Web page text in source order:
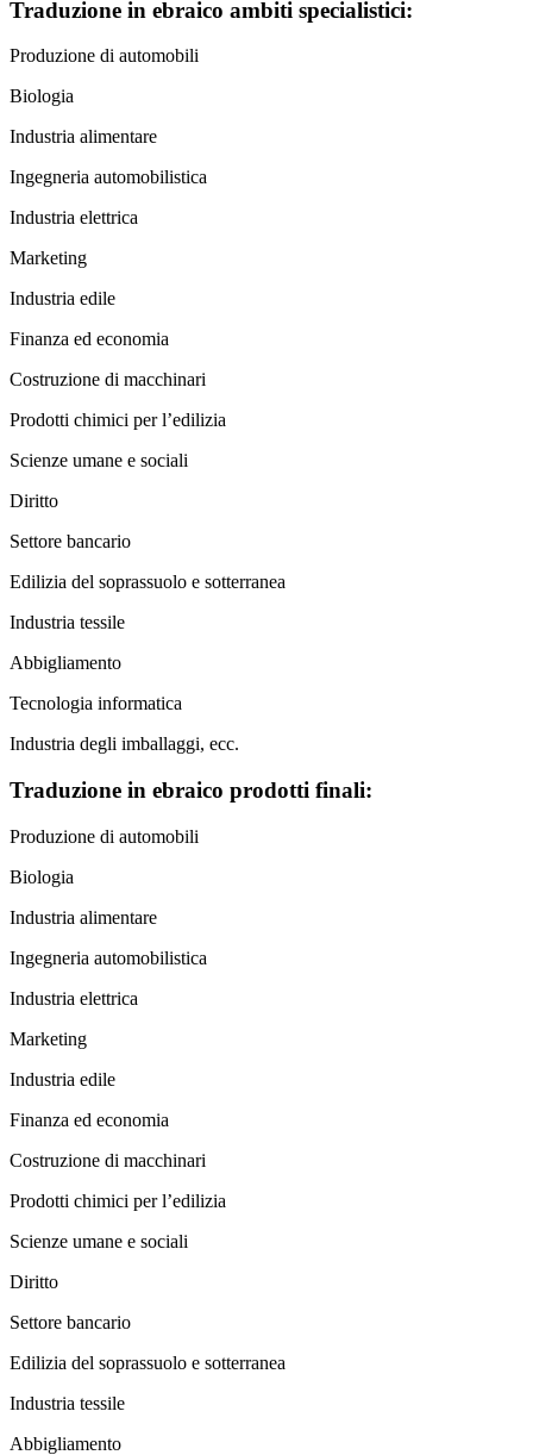
Traduzione in ebraico ambiti specialistici:
Produzione di automobili
Biologia
Industria alimentare
Ingegneria automobilistica
Industria elettrica
Marketing
Industria edile
Finanza ed economia
Costruzione di macchinari
Prodotti chimici per l’edilizia
Scienze umane e sociali
Diritto
Settore bancario
Edilizia del soprassuolo e sotterranea
Industria tessile
Abbigliamento
Tecnologia informatica
Industria degli imballaggi, ecc.
Traduzione in ebraico prodotti finali:
Produzione di automobili
Biologia
Industria alimentare
Ingegneria automobilistica
Industria elettrica
Marketing
Industria edile
Finanza ed economia
Costruzione di macchinari
Prodotti chimici per l’edilizia
Scienze umane e sociali
Diritto
Settore bancario
Edilizia del soprassuolo e sotterranea
Industria tessile
Abbigliamento